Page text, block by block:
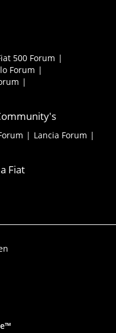
500 Forum
Forum
Lancia Forum
Fiat